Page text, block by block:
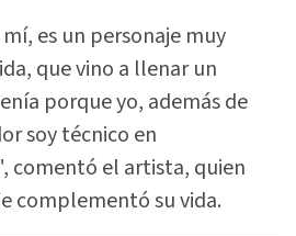
es un personaje muy
que vino a llenar un
porque yo, además de
soy técnico en
comentó el artista, quien
complementó su vida.